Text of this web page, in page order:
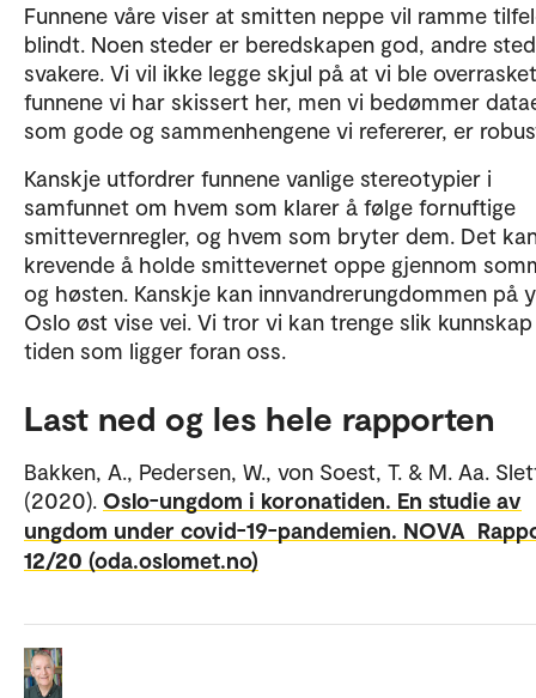
Funnene våre viser at smitten neppe vil ramme
blindt. Noen steder er beredskapen god, andre
svakere. Vi vil ikke legge skjul på at vi ble
funnene vi har skissert her, men vi bedømmer
som gode og sammenhengene vi refererer, er
Kanskje utfordrer funnene vanlige stereotypier i
samfunnet om hvem som klarer å følge fornuftige
smittevernregler, og hvem som bryter dem. Det
krevende å holde smittevernet oppe gjennom
og høsten. Kanskje kan innvandrerungdommen på
Oslo øst vise vei. Vi tror vi kan trenge slik
tiden som ligger foran oss.
Last ned og les hele rapporten
Bakken, A., Pedersen, W., von Soest, T. & M. Aa.
(2020). Oslo-ungdom i koronatiden. En studie av
ungdom under covid-19-pandemien. NOVA
12/20 (oda.oslomet.no)